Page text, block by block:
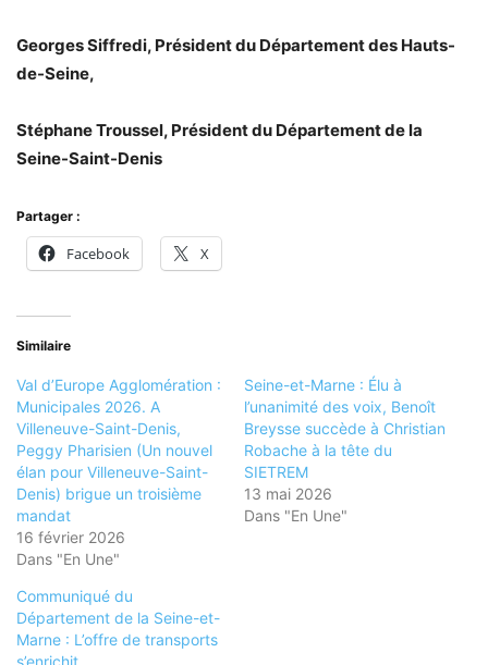
Georges Siffredi, Président du Département des Hauts-
de-Seine,
Stéphane Troussel, Président du Département de la
Seine-Saint-Denis
Partager :
Facebook X
Similaire
Val d’Europe Agglomération :
Municipales 2026. A
Villeneuve-Saint-Denis,
Peggy Pharisien (Un nouvel
élan pour Villeneuve-Saint-
Denis) brigue un troisième
mandat
16 février 2026
Dans "En Une"
Seine-et-Marne : Élu à
l’unanimité des voix, Benoît
Breysse succède à Christian
Robache à la tête du
SIETREM
13 mai 2026
Dans "En Une"
Communiqué du
Département de la Seine-et-
Marne : L’offre de transports
s’enrichit